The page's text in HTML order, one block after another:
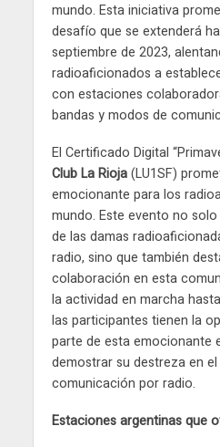
mundo. Esta iniciativa
desafío que se extenderá
septiembre de 2023,
radioaficionados a
con estaciones
bandas y modos de
El Certificado Digital
Club La Rioja(LU1SF)
emocionante para los
mundo. Este evento no
de las damas
radio, sino que también
colaboración en esta
la actividad en marcha
las participantes tienen la
parte de esta emocionante
demostrar su destreza en
comunicación por radio.
Estaciones argentinas que